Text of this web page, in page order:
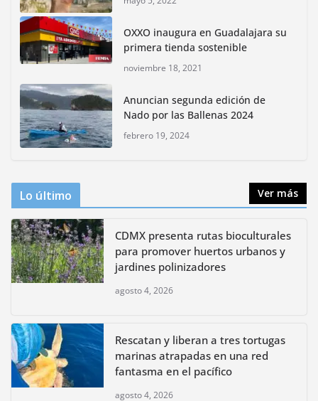
Rompe CDMX récords Reto Naturalista Urbano 2026 y
lidera la biodiversidad nacional
mayo 18, 2026
bioculturales para promover
huertos urbanos y jardines
polinizadores
OXXO inaugura en Guadalajara su
primera tienda sostenible
noviembre 18, 2021
Anuncian segunda edición de
Nado por las Ballenas 2024
febrero 19, 2024
Lo último Ver más
CDMX presenta rutas bioculturales
para promover huertos urbanos y
jardines polinizadores
agosto 4, 2026
Rescatan y liberan a tres tortugas
marinas atrapadas en una red
fantasma en el pacífico
agosto 4, 2026